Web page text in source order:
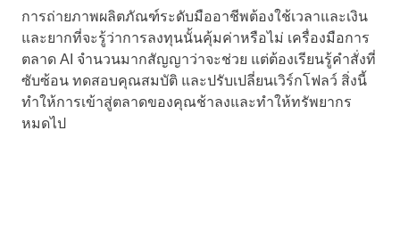
การถ่ายภาพผลิตภัณฑ์ระดับมืออาชีพต้องใช้เวลาและเงิน
และยากที่จะรู้ว่าการลงทุนนั้นคุ้มค่าหรือไม่ เครื่องมือการ
ตลาด AI จำนวนมากสัญญาว่าจะช่วย แต่ต้องเรียนรู้คำสั่งที่
ซับซ้อน ทดสอบคุณสมบัติ และปรับเปลี่ยนเวิร์กโฟลว์ สิ่งนี้
ทำให้การเข้าสู่ตลาดของคุณช้าลงและทำให้ทรัพยากร
หมดไป